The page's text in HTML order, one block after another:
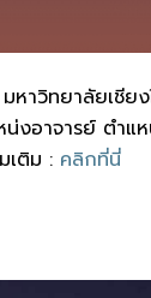
หาวิทยาลัยเชียง
งอาจารย์ ตำแ
เติม : คลิกที่นี่